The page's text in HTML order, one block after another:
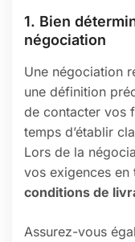
1. Bien
négociation
Une négociation
une définition
de contacter vos
temps d’établir
Lors de la
vos exigences en
conditions de
Assurez-vous